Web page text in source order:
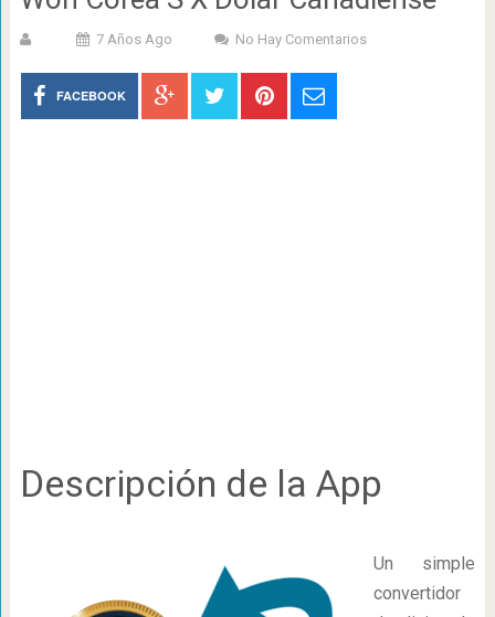
7 Años Ago No Hay Comentarios
FACEBOOK
Descripción de la App
Un simple
convertidor